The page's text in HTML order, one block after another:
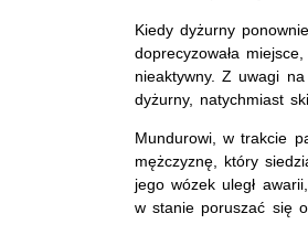
Kiedy dyżurny
doprecyzowała
nieaktywny. Z uwagi
dyżurny, natychmiast
Mundurowi, w trakcie
mężczyznę, który
jego wózek uległ
w stanie poruszać się o